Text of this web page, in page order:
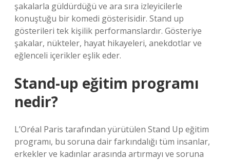
şakalarla güldürdüğü ve ara sıra izleyicilerle
konuştuğu bir komedi gösterisidir. Stand up
gösterileri tek kişilik performanslardır. Gösteriye
şakalar, nükteler, hayat hikayeleri, anekdotlar ve
eğlenceli içerikler eşlik eder.
Stand-up eğitim programı
nedir?
L’Oréal Paris tarafından yürütülen Stand Up eğitim
programı, bu soruna dair farkındalığı tüm insanlar,
erkekler ve kadınlar arasında artırmayı ve soruna